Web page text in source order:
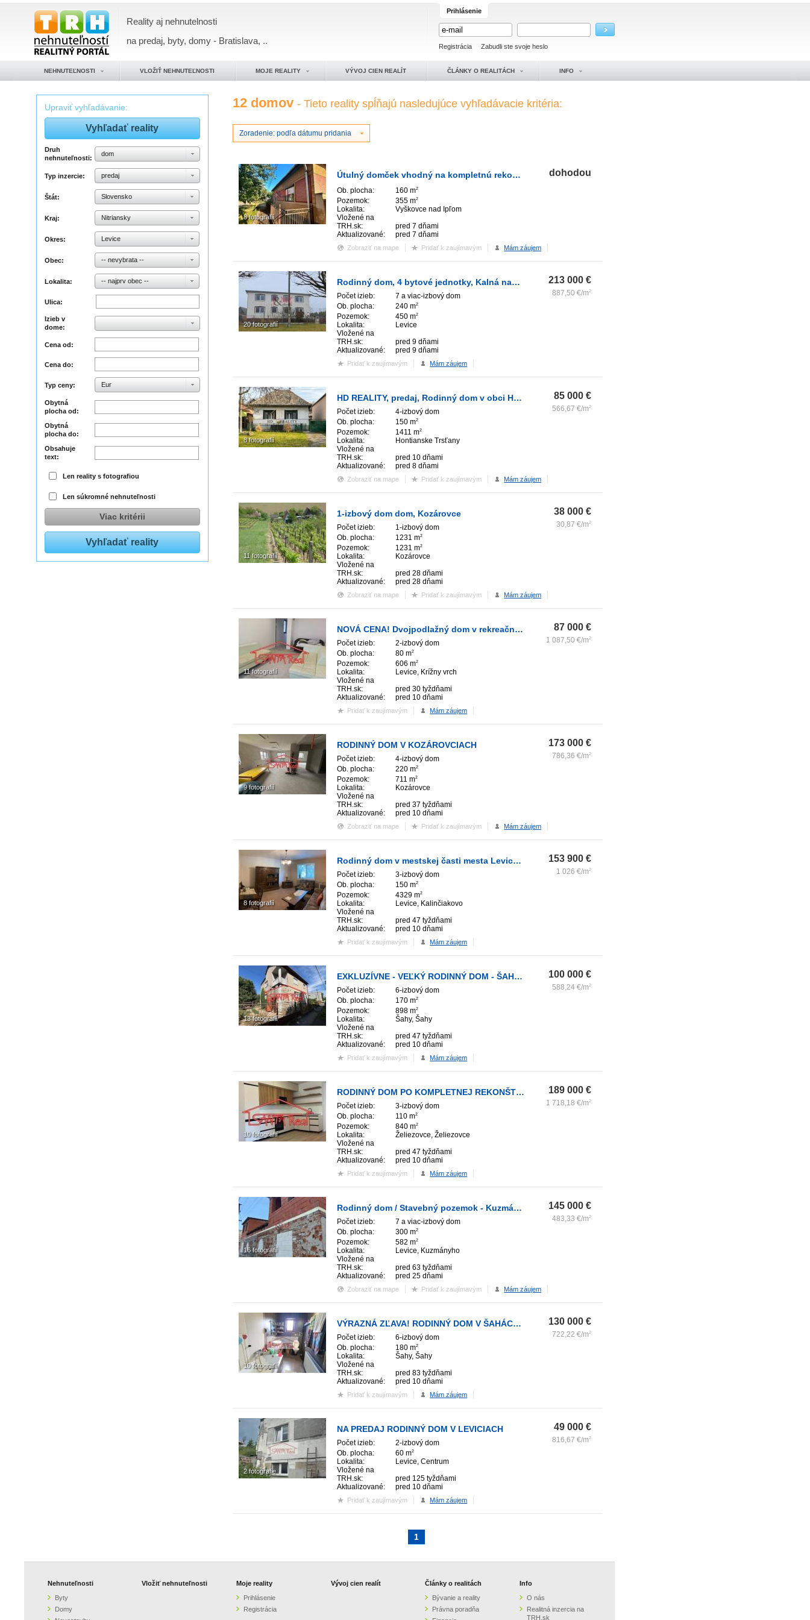
Reality aj nehnutelnosti
na predaj, byty, domy - Bratislava, ..
Prihlásenie
Registrácia Zabudli ste svoje heslo
NEHNUTEĽNOSTI VLOŽIŤ NEHNUTEĽNOSTI MOJE REALITY VÝVOJ CIEN REALÍT ČLÁNKY O REALITÁCH INFO
Upraviť vyhľadávanie:
Druh
nehnuteľnosti:
dom
Typ inzercie: predaj
Štát: Slovensko
Kraj: Nitriansky
Okres: Levice
Obec: -- nevybrata --
Lokalita: -- najprv obec --
Ulica:
Izieb v
dome:
Cena od:
Cena do:
Typ ceny: Eur
Obytná
plocha od:
Obytná
plocha do:
Obsahuje
text:
Len reality s fotografiou
Len súkromné nehnuteľnosti
Viac kritérii
12 domov- Tieto reality spĺňajú nasledujúce vyhľadávacie kritéria:
Zoradenie: podľa dátumu pridania
8 fotografií
Útulný domček vhodný na kompletnú rekonštrukciu v tichej lokalite
Ob. plocha: 160 m2
Pozemok: 355 m2
Lokalita:
Vyškovce nad Ipľom
Vložené na
TRH.sk:
pred 7 dňami
Aktualizované:
pred 7 dňami
dohodou
Zobraziť na mape Pridať k zaujímavým Mám záujem
20 fotografií
Rodinný dom, 4 bytové jednotky, Kalná nad Hronom (SM-896)
Počet izieb:
7 a viac-izbový dom
Ob. plocha:
240 m2
Pozemok: 450 m2
Lokalita:
Levice
Vložené na
TRH.sk:
pred 9 dňami
Aktualizované:
pred 9 dňami
213 000 €
887,50 €/m2
Pridať k zaujímavým Mám záujem
8 fotografií
HD REALITY, predaj, Rodinný dom v obci Hontianske Trsťany
Počet izieb:
4-izbový dom
Ob. plocha:
150 m2
Pozemok: 1411 m2
Lokalita:
Hontianske Trsťany
Vložené na
TRH.sk:
pred 10 dňami
Aktualizované:
pred 8 dňami
85 000 €
566,67 €/m2
Zobraziť na mape Pridať k zaujímavým Mám záujem
11 fotografií
1-izbový dom dom, Kozárovce
Počet izieb:
1-izbový dom
Ob. plocha:
1231 m2
Pozemok: 1231 m2
Lokalita:
Kozárovce
Vložené na
TRH.sk:
pred 28 dňami
Aktualizované:
pred 28 dňami
38 000 €
30,87 €/m2
Zobraziť na mape Pridať k zaujímavým Mám záujem
11 fotografií
NOVÁ CENA! Dvojpodlažný dom v rekreačnej zóne Kusá Hora – Levice (novostavba)
Počet izieb:
2-izbový dom
Ob. plocha:
80 m2
Pozemok: 606 m2
Lokalita:
Levice, Krížny vrch
Vložené na
TRH.sk:
pred 30 tyždňami
Aktualizované:
pred 10 dňami
87 000 €
1 087,50 €/m2
Pridať k zaujímavým Mám záujem
9 fotografií
RODINNÝ DOM V KOZÁROVCIACH
Počet izieb:
4-izbový dom
Ob. plocha:
220 m2
Pozemok: 711 m2
Lokalita:
Kozárovce
Vložené na
TRH.sk:
pred 37 tyždňami
Aktualizované:
pred 10 dňami
173 000 €
786,36 €/m2
Zobraziť na mape Pridať k zaujímavým Mám záujem
8 fotografií
Rodinný dom v mestskej časti mesta Levice – Kalinčiakovo
Počet izieb:
3-izbový dom
Ob. plocha:
150 m2
Pozemok: 4329 m2
Lokalita:
Levice, Kalinčiakovo
Vložené na
TRH.sk:
pred 47 tyždňami
Aktualizované:
pred 10 dňami
153 900 €
1 026 €/m2
Pridať k zaujímavým Mám záujem
13 fotografií
EXKLUZÍVNE - VEĽKÝ RODINNÝ DOM - ŠAHY - PREDAJ
Počet izieb:
6-izbový dom
Ob. plocha:
170 m2
Pozemok: 898 m2
Lokalita:
Šahy, Šahy
Vložené na
TRH.sk:
pred 47 tyždňami
Aktualizované:
pred 10 dňami
100 000 €
588,24 €/m2
Pridať k zaujímavým Mám záujem
10 fotografií
RODINNÝ DOM PO KOMPLETNEJ REKONŠTRUKCII - ŽELIEZOVCE
Počet izieb:
3-izbový dom
Ob. plocha:
110 m2
Pozemok: 840 m2
Lokalita:
Želiezovce, Želiezovce
Vložené na
TRH.sk:
pred 47 tyždňami
Aktualizované:
pred 10 dňami
189 000 €
1 718,18 €/m2
Pridať k zaujímavým Mám záujem
16 fotografií
Rodinný dom / Stavebný pozemok - Kuzmányho ulica ( 12.ulica ) Levice
Počet izieb:
7 a viac-izbový dom
Ob. plocha:
300 m2
Pozemok: 582 m2
Lokalita:
Levice, Kuzmányho
Vložené na
TRH.sk:
pred 63 tyždňami
Aktualizované:
pred 25 dňami
145 000 €
483,33 €/m2
Zobraziť na mape Pridať k zaujímavým Mám záujem
10 fotografií
VÝRAZNÁ ZĽAVA! RODINNÝ DOM V ŠAHÁCH NA PREDAJ
Počet izieb:
6-izbový dom
Ob. plocha:
180 m2
Lokalita:
Šahy, Šahy
Vložené na
TRH.sk:
pred 83 tyždňami
Aktualizované:
pred 10 dňami
130 000 €
722,22 €/m2
Pridať k zaujímavým Mám záujem
2 fotografie
NA PREDAJ RODINNÝ DOM V LEVICIACH
Počet izieb:
2-izbový dom
Ob. plocha:
60 m2
Lokalita:
Levice, Centrum
Vložené na
TRH.sk:
pred 125 tyždňami
Aktualizované:
pred 10 dňami
49 000 €
816,67 €/m2
Pridať k zaujímavým Mám záujem
1
Nehnuteľnosti
Byty
Domy
Vložiť nehnuteľnosti
Moje reality
Prihlásenie
Registrácia
Vývoj cien realít
Články o realitách
Bývanie a reality
Právna poradňa
Info
O nás
Realitná inzercia na
TRH.sk